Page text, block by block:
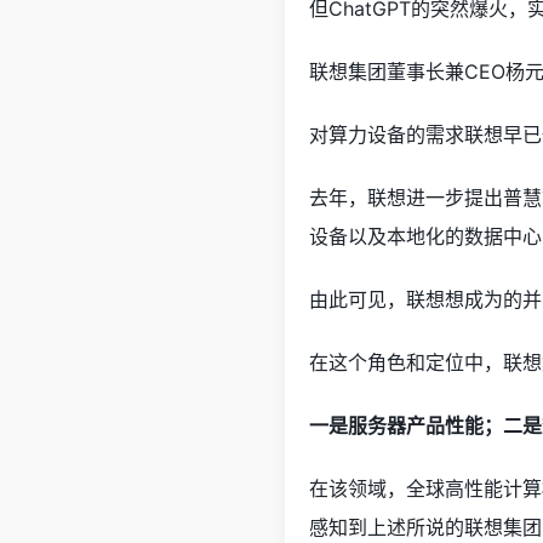
但ChatGPT的突然爆火，
联想集团董事长兼CEO杨
对算力设备的需求联想早
去年，联想进一步提出普
设备以及本地化的数据中
由此可见，联想想成为的
在这个角色和定位中，联
一是服务器产品性能；二
在该领域，全球高性能计
感知到上述所说的联想集